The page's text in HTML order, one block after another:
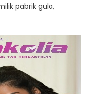
pabrik gula,